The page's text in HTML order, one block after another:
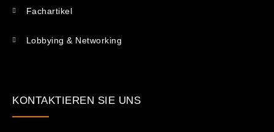
Fachartikel
Lobbying & Networking
KONTAKTIEREN SIE UNS​